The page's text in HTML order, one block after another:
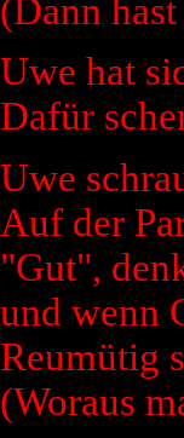
(Dann
Uwe hat
Dafür
Uwe
Auf der
"Gut",
und wenn
Reumütig
(Woraus